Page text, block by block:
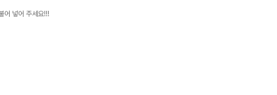
어 넣어 주세요!!!